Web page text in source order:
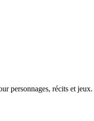
personnages, récits et jeux.